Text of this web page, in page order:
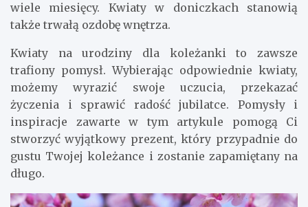
wiele miesięcy. Kwiaty w doniczkach stanowią
także trwałą ozdobę wnętrza.
Kwiaty na urodziny dla koleżanki to zawsze
trafiony pomysł. Wybierając odpowiednie kwiaty,
możemy wyrazić swoje uczucia, przekazać
życzenia i sprawić radość jubilatce. Pomysły i
inspiracje zawarte w tym artykule pomogą Ci
stworzyć wyjątkowy prezent, który przypadnie do
gustu Twojej koleżance i zostanie zapamiętany na
długo.